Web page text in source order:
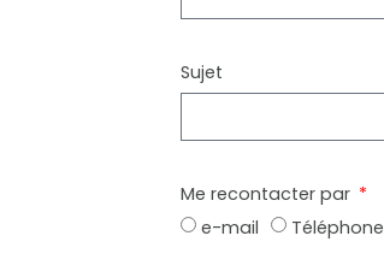
Sujet
Me recontacter par
e-mail
Téléphone